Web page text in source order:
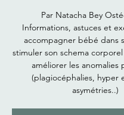
Par Natacha Bey
Informations, astuces et
accompagner bébé dans
stimuler son schema
améliorer les anomalies
(plagiocéphalies, hyper
asymétries..)